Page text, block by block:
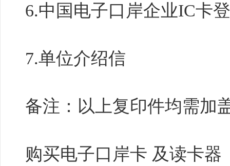
6.中国电子口岸企业IC卡
7.单位介绍信
备注：以上复印件均需加
购买电子口岸卡 及读卡